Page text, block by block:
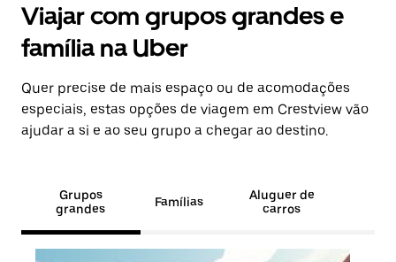
Viajar com grupos grandes e
família na Uber
Quer precise de mais espaço ou de acomodações
especiais, estas opções de viagem em Crestview vão
ajudar a si e ao seu grupo a chegar ao destino.
Grupos
grandes
Famílias
Aluguer de
carros